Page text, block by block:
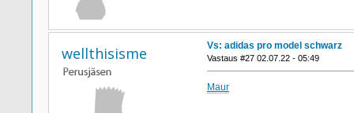
wellthisisme Vs: adidas pro model schwarz
Vastaus #27 02.07.22 - 05:49
Maur